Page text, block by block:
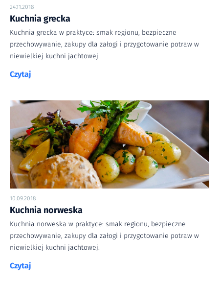
24.11.2018
Kuchnia grecka
Kuchnia grecka w praktyce: smak regionu, bezpieczne
przechowywanie, zakupy dla załogi i przygotowanie potraw w
niewielkiej kuchni jachtowej.
Czytaj
10.09.2018
Kuchnia norweska
Kuchnia norweska w praktyce: smak regionu, bezpieczne
przechowywanie, zakupy dla załogi i przygotowanie potraw w
niewielkiej kuchni jachtowej.
Czytaj